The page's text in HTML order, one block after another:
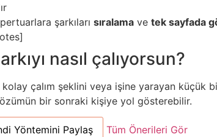
şarkılarısıralama vetek sayfada
nasıl çalıyorsun?
kolay çalım şeklini veya işine yarayan küçük
bir sonraki kişiye yol gösterebilir.
Yöntemini Paylaş
Tüm Önerileri Gör